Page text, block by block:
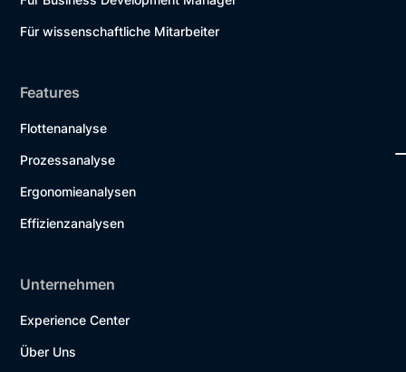
Für wissenschaftliche Mitarbeiter
Features
Flottenanalyse
Prozessanalyse
Ergonomieanalysen
Effizienzanalysen
Unternehmen
Experience Center
Über Uns